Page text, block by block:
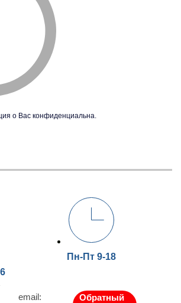
о Вас конфиденциальна.
Пн-Пт 9-18
email:
Обратный